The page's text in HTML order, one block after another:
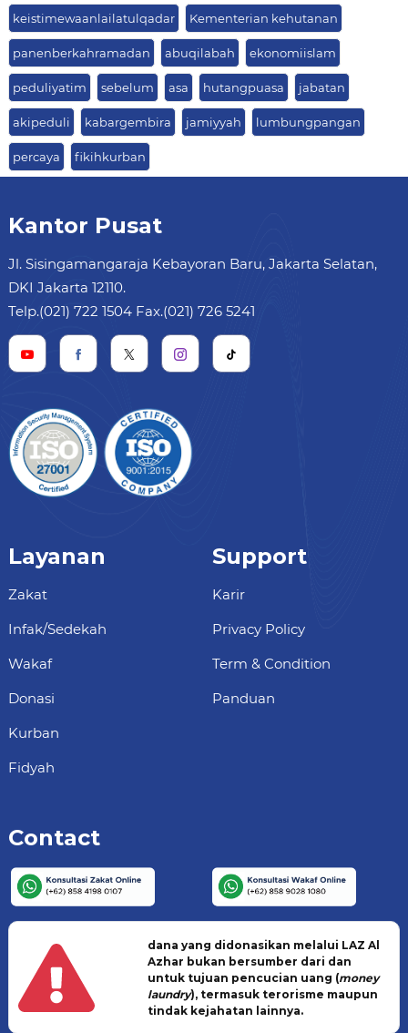
keistimewaanlailatulqadar Kementerian kehutanan
panenberkahramadan abuqilabah ekonomiislam
peduliyatim sebelum asa hutangpuasa jabatan
akipeduli kabargembira jamiyyah lumbungpangan
percaya fikihkurban
Kantor Pusat
Jl. Sisingamangaraja Kebayoran Baru, Jakarta Selatan,
DKI Jakarta 12110.
Telp.(021) 722 1504 Fax.(021) 726 5241
Layanan
Zakat
Infak/Sedekah
Wakaf
Donasi
Kurban
Fidyah
Support
Karir
Privacy Policy
Term & Condition
Panduan
Contact
dana yang didonasikan melalui LAZ Al
Azhar bukan bersumber dari dan
untuk tujuan pencucian uang (money
laundry), termasuk terorisme maupun
tindak kejahatan lainnya.